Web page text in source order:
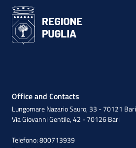
Office and Contacts
Lungomare Nazario Sauro, 33 - 70121 Bari
Via Giovanni Gentile, 42 - 70126 Bari
Telefono: 800713939